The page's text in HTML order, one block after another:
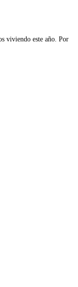
viviendo este año. Por